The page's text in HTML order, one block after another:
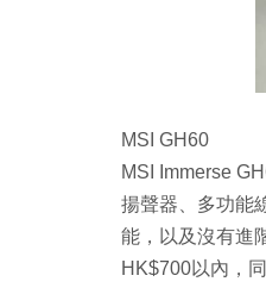
MSI GH60
MSI Immerse
揚聲器、多功能
能，以及沒有進
HK$700以內，